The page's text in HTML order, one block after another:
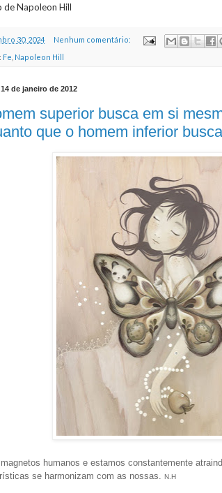
de Napoleon Hill
30, 2024
Nenhum comentário:
Fe Napoleon Hill
de janeiro de 2012
superior busca em si
que o homem inferior
humanos e estamos constantemente
se harmonizam com as nossas. N.H